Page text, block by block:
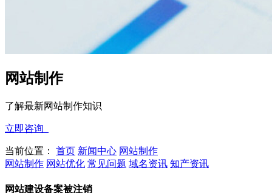
网站制作
了解最新网站制作知识
立即咨询
当前位置： 首页 新闻中心 网站制作
网站制作 网站优化 常见问题 域名资讯 知产资讯
网站建设备案被注销